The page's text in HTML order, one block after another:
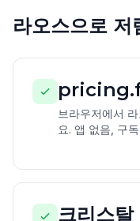
라오스으로
브라우저에서
요. 앱 없음, 구
크리스탈